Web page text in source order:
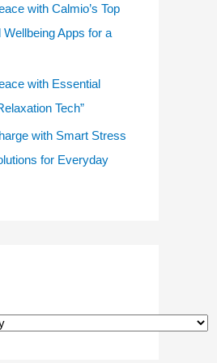
with Calmio’s Top
Apps for a
with Essential
Tech”
with Smart Stress
for Everyday